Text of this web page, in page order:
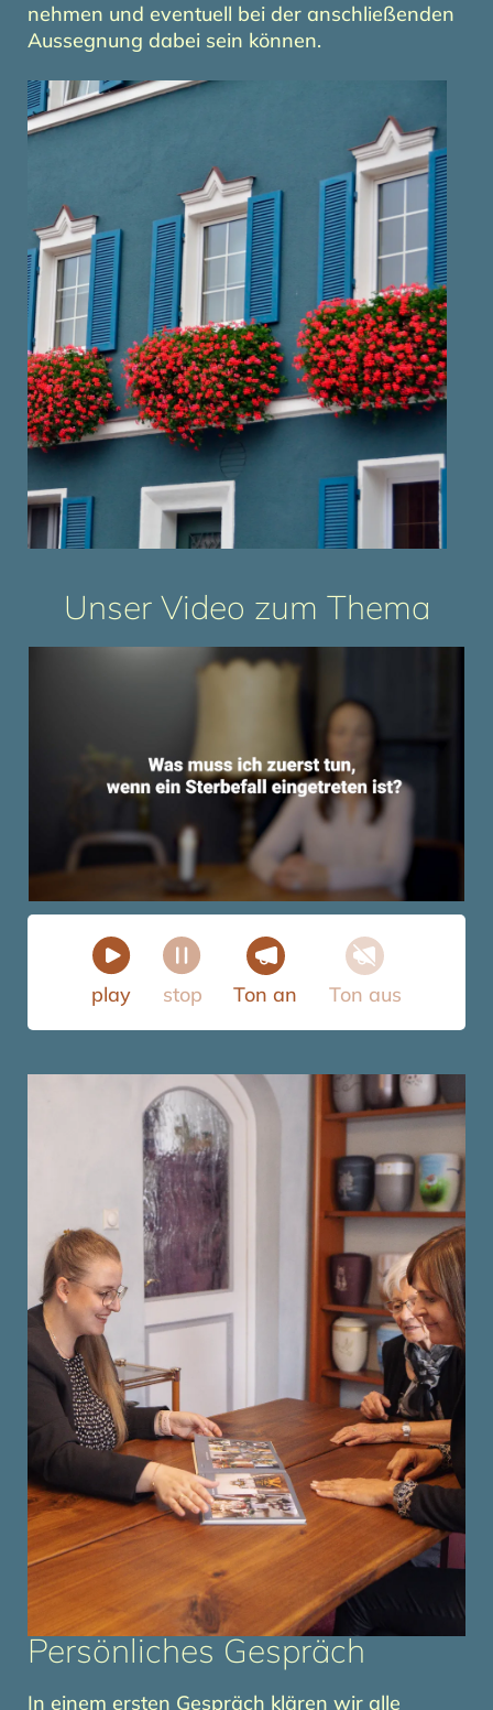
nehmen und eventuell bei der anschließenden
Aussegnung dabei sein können.
Unser Video zum Thema
play stop Ton an Ton aus
Persönliches Gespräch
In einem ersten Gespräch klären wir alle